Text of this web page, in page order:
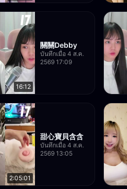
16:12
關關Debby
บันทึกเมื่อ 4 ส.ค.
2569 17:09
2:05:01
甜心寶貝含含
บันทึกเมื่อ 4 ส.ค.
2569 13:05